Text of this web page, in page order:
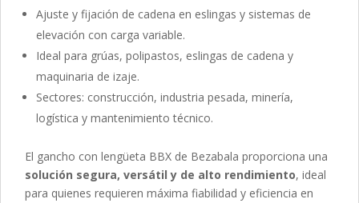
Ajuste y fijación de cadena en eslingas y sistemas de
elevación con carga variable.
Ideal para grúas, polipastos, eslingas de cadena y
maquinaria de izaje.
Sectores: construcción, industria pesada, minería,
logística y mantenimiento técnico.
El gancho con lengüeta BBX de Bezabala proporciona una
solución segura, versátil y de alto rendimiento, ideal
para quienes requieren máxima fiabilidad y eficiencia en